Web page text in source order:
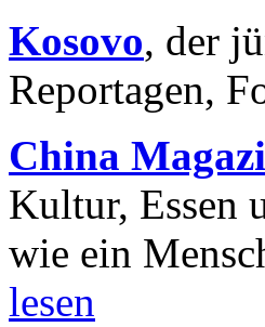
Kosovo, der
Reportagen,
China
Kultur, Essen
wie ein
lesen